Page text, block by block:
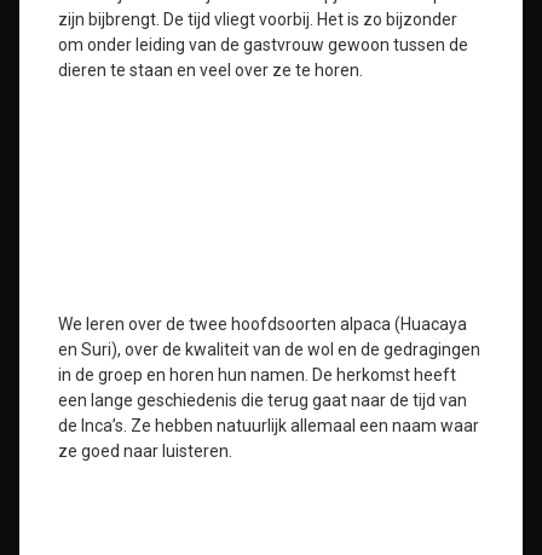
zijn bijbrengt. De tijd vliegt voorbij. Het is zo bijzonder
om onder leiding van de gastvrouw gewoon tussen de
dieren te staan en veel over ze te horen.
We leren over de twee hoofdsoorten alpaca (Huacaya
en Suri), over de kwaliteit van de wol en de gedragingen
in de groep en horen hun namen. De herkomst heeft
een lange geschiedenis die terug gaat naar de tijd van
de Inca’s. Ze hebben natuurlijk allemaal een naam waar
ze goed naar luisteren.